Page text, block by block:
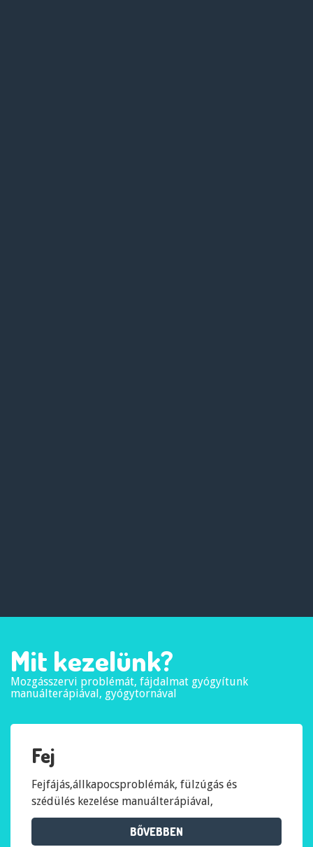
Mit kezelünk?
Mozgásszervi problémát, fájdalmat gyógyítunk
manuálterápiával, gyógytornával
Fej
Fejfájás,állkapocsproblémák, fülzúgás és
szédülés kezelése manuálterápiával,
craniomandibuláris terápiával.
BŐVEBBEN